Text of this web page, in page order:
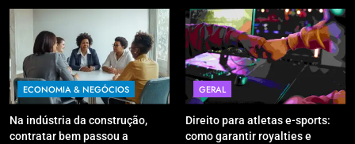
ECONOMIA & NEGÓCIOS
Na indústria da construção,
contratar bem passou a
GERAL
Direito para atletas e-sports:
como garantir royalties e